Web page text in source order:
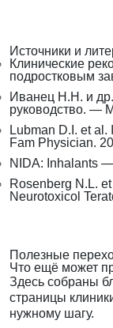
Источники и
Клинические
подростковым
Иванец Н.Н. и
руководство. —
Lubman D.I. et
Fam Physician.
NIDA: Inhalants
Rosenberg N.L.
Neurotoxicol
Полезные
Что ещё может
Здесь собраны
страницы
нужному шагу.